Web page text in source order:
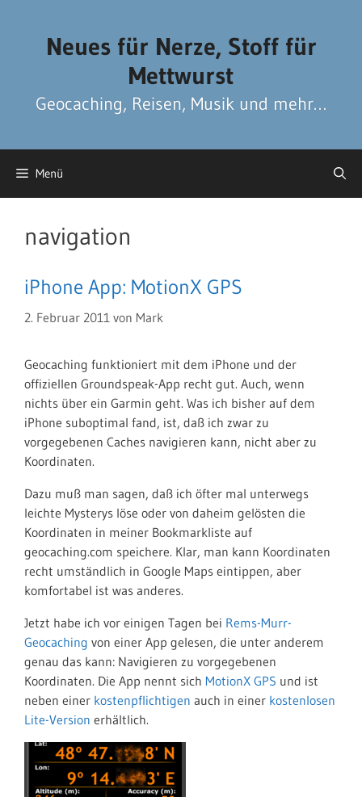
Neues für Nerze, Stoff für
Mettwurst
Geocaching, Reisen, Musik und mehr…
Menü
navigation
iPhone App: MotionX GPS
2. Februar 2011 von Mark
Geocaching funktioniert mit dem iPhone und der
offiziellen Groundspeak-App recht gut. Auch, wenn
nichts über ein Garmin geht. Was ich bisher auf dem
iPhone suboptimal fand, ist, daß ich zwar zu
vorgegebenen Caches navigieren kann, nicht aber zu
Koordinaten.
Dazu muß man sagen, daß ich öfter mal unterwegs
leichte Mysterys löse oder von daheim gelösten die
Koordinaten in meiner Bookmarkliste auf
geocaching.com speichere. Klar, man kann Koordinaten
recht umständlich in Google Maps eintippen, aber
komfortabel ist was anderes.
Jetzt habe ich vor einigen Tagen bei Rems-Murr-
Geocaching von einer App gelesen, die unter anderem
genau das kann: Navigieren zu vorgegebenen
Koordinaten. Die App nennt sich MotionX GPS und ist
neben einer kostenpflichtigen auch in einer kostenlosen
Lite-Version erhältlich.